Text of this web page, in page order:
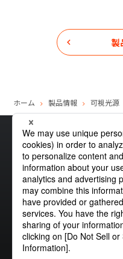
お問い合わせ
全て
VFHY1104P、LLF0111A、
製
ホーム 製品情報 可視光源
サイトマップ グロ
クッキーポリシー